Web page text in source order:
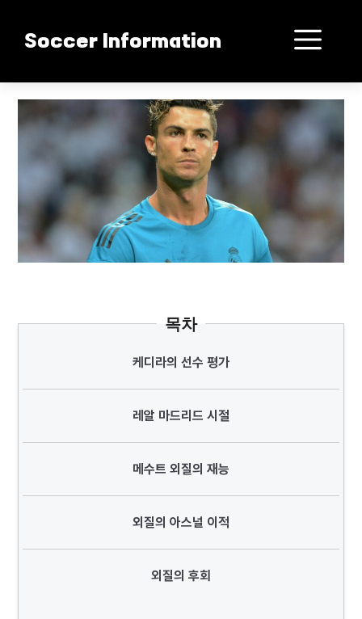
Soccer Information
메
뉴
목차
케디라의 선수 평가
레알 마드리드 시절
메수트 외질의 재능
외질의 아스널 이적
외질의 후회